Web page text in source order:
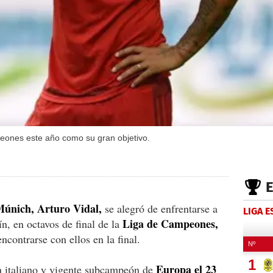
este año como su gran objetivo.
Arturo Vidal, se alegró de enfrentarse a
en octavos de final de la Liga de Campeones,
con ellos en la final.
y vigente subcampeón de Europa el 23
LIGA